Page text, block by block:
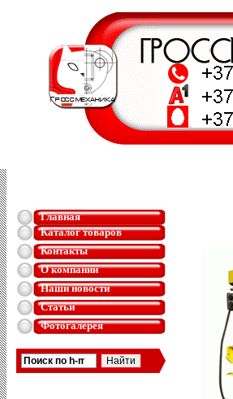
Главная
Каталог товаров
Контакты
О компании
Наши новости
Статьи
Фотогалерея